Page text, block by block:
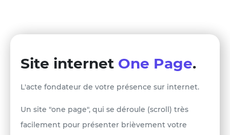
Site internet One Page.
L'acte fondateur de votre présence sur internet.
Un site "one page", qui se déroule (scroll) très
facilement pour présenter brièvement votre